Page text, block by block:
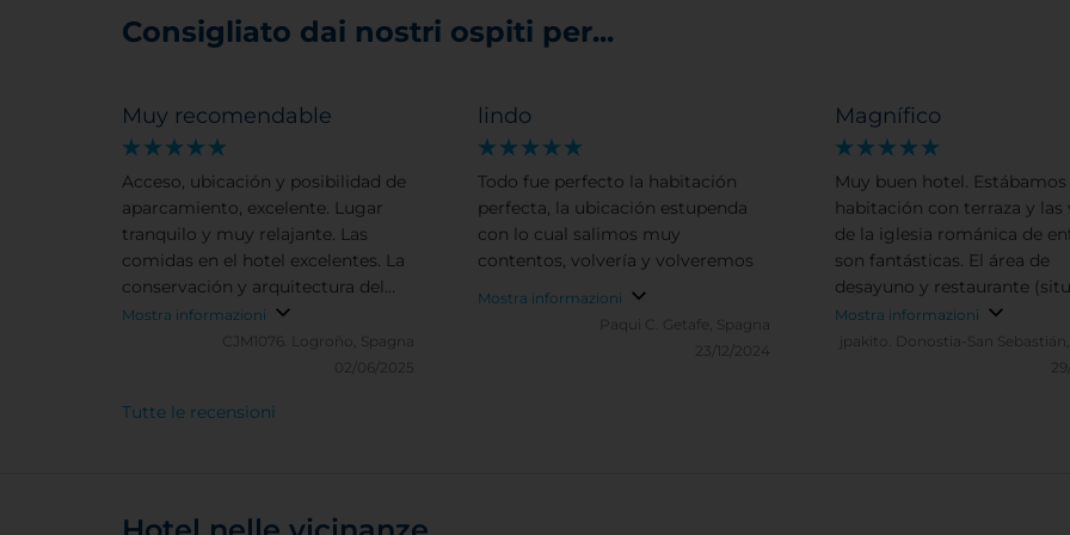
Consigliato dai nostri ospiti per...
Muy recomendable
Acceso, ubicación y posibilidad de
aparcamiento, excelente. Lugar
tranquilo y muy relajante. Las
comidas en el hotel excelentes. La
conservación y arquitectura del
edificio impresionantes.
Discreción, buen servicio, buenas
Mostra informazioni
CJM1076.
Logroño, Spagna
02/06/2025
lindo
Todo fue perfecto la habitación
perfecta, la ubicación estupenda
con lo cual salimos muy
contentos, volvería y volveremos
Mostra informazioni
Paqui C.
Getafe, Spagna
23/12/2024
Magnífico
Muy buen hotel. Estábamos
habitación con terraza y las
de la iglesia románica de
son fantásticas. El área de
desayuno y restaurante
lo que era una antigua
también es muy agradable.
500 metros de la Plaza
Mostra informazioni
jpakito.
Donostia-San
Tutte le recensioni